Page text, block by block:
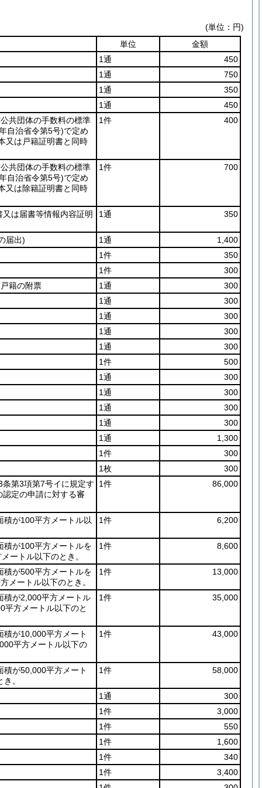
(単位：円)
単位
金額
1通
450
1通
750
1通
350
1通
450
共団体の手数料の標準
自治省令第5号)で定め
又は戸籍証明書と同時
1件 400
共団体の手数料の標準
自治省令第5号)で定め
又は除籍証明書と同時
1件 700
は届書等情報内容証明
1通 350
届出) 1通
1,400
1件
350
1件
300
籍の附票 1通
300
1通
300
1通
300
1通
300
1通
300
1件
500
1通
300
1通
300
1通
300
1通
300
1通
1,300
1件
300
1枚
300
第3項第7号イに規定す
定の申請に対する審
1件 86,000
積が100平方メートル以
1件 6,200
積が100平方メートルを
ートル以下のとき。
1件 8,600
積が500平方メートルを
メートル以下のとき。
1件 13,000
積が2,000平方メートル
平方メートル以下のと
1件 35,000
積が10,000平方メート
平方メートル以下の
1件 43,000
積が50,000平方メート
。
1件 58,000
1通
300
1件
3,000
1件
550
1件
1,600
1件
340
1件
3,400